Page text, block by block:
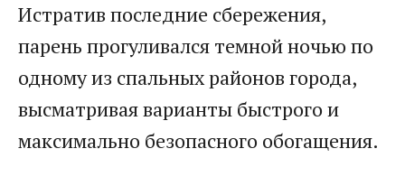
Истратив последние сбережения,
парень прогуливался темной ночью по
одному из спальных районов города,
высматривая варианты быстрого и
максимально безопасного обогащения.